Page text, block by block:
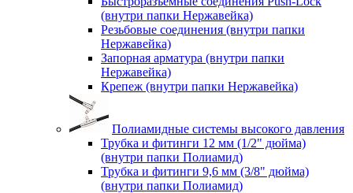
(внутри папки Нержавейка)
Резьбовые соединения (внутри папки
Нержавейка)
Запорная арматура (внутри папки
Нержавейка)
Крепеж (внутри папки Нержавейка)
Полиамидные системы высокого давления
Трубка и фитинги 12 мм (1/2" дюйма)
(внутри папки Полиамид)
Трубка и фитинги 9,6 мм (3/8" дюйма)
(внутри папки Полиамид)